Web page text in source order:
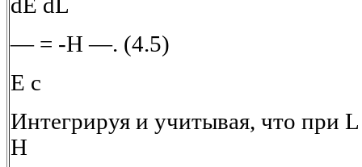
dE dL
— = -H —. (4.5)
E c
Интегрируя и учитывая, что при
H